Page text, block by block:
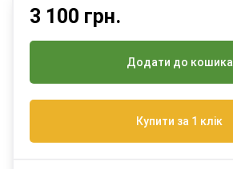
3 100 грн.
Додати до кошика
Купити за 1 клік